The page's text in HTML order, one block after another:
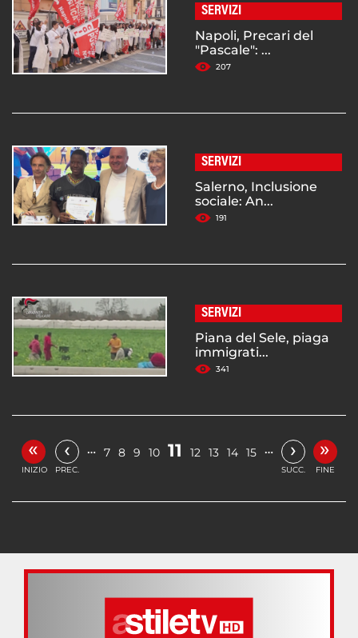
SERVIZI
Napoli, Precari del
"Pascale": ...
207
SERVIZI
Salerno, Inclusione
sociale: An...
191
SERVIZI
Piana del Sele, piaga
immigrati...
341
«
INIZIO
‹
PREC.
… 7 8 9 10 11 12 13 14 15 … ›
SUCC.
»
FINE